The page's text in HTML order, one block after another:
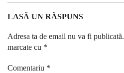
LASĂ UN RĂSPUNS
Adresa ta de email nu va fi publicată.
marcate cu *
Comentariu *